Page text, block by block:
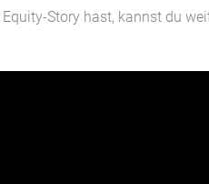
Story hast, kannst du